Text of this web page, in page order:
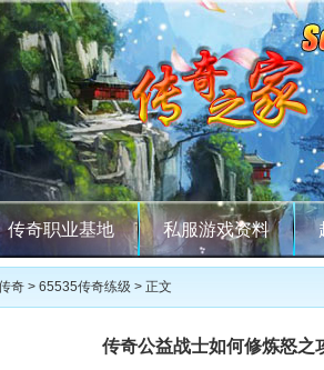
传奇职业基地 私服游戏资料
奇 > 65535传奇练级 > 正文
传奇公益战士如何修炼怒之